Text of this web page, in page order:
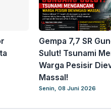
Gempa 7,7 SR
Sulut! Tsunami
Warga Pesisir
Massal!
Senin, 08 Juni 2026